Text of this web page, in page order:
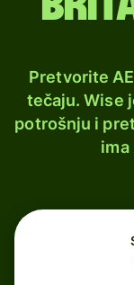
Pretvorite
tečaju. Wise
potrošnju i
ima